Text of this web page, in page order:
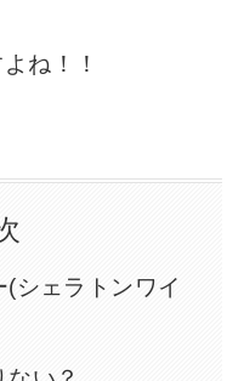
ね！！
シェラトンワイ